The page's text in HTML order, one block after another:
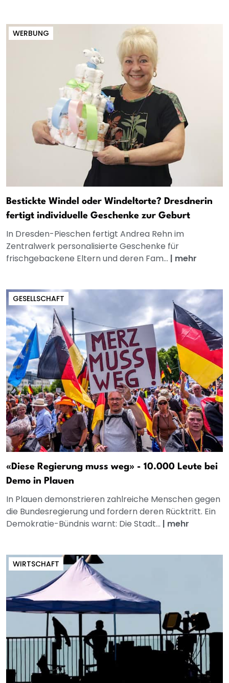
WERBUNG
Bestickte Windel oder Windeltorte? Dresdnerin
fertigt individuelle Geschenke zur Geburt
In Dresden-Pieschen fertigt Andrea Rehn im
Zentralwerk personalisierte Geschenke für
frischgebackene Eltern und deren Fam... | mehr
GESELLSCHAFT
«Diese Regierung muss weg» - 10.000 Leute bei
Demo in Plauen
In Plauen demonstrieren zahlreiche Menschen gegen
die Bundesregierung und fordern deren Rücktritt. Ein
Demokratie-Bündnis warnt: Die Stadt... | mehr
WIRTSCHAFT